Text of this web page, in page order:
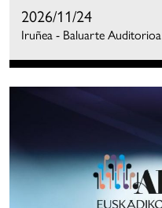
2026/11/24
Iruñea - Baluarte Auditorioa